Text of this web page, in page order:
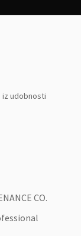
iz udobnosti
CO.